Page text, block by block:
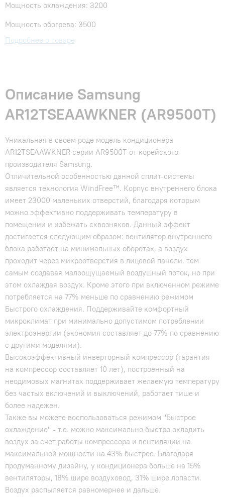
Мощность охлаждения: 3200
Мощность обогрева: 3500
Подробнее о товаре
Описание Samsung
AR12TSEAAWKNER (AR9500T)
Уникальная в своем роде модель кондиционера
AR12TSEAAWKNER серии AR9500T от корейского
производителя Samsung.
Отличительной особенностью данной сплит-системы
является технология WindFree™. Корпус внутреннего блока
имеет 23000 маленьких отверстий, благодаря которым
можно эффективно поддерживать температуру в
помещении и избежать сквозняков. Данный эффект
достигается следующим образом: вентилятор внутреннего
блока работает на минимальных оборотах, а воздух
проходит через микроотверстия в лицевой панели. тем
самым создавая малоощущаемый воздушный поток, но при
этом охлаждая воздух. Кроме этого при включенном режиме
потребляется на 77% меньше по сравнению режимом
Быстрого охлаждения. Поддерживайте комфортный
микроклимат при минимально допустимом потреблении
электроэнергии (экономия составляет до 77% по сравнению
с другими моделями).
Высокоэффективный инверторный компрессор (гарантия
на компрессор составляет 10 лет), построенный на
неодимовых магнитах поддерживает желаемую температуру
без частых включений и выключений, работает тише и
более надежен.
Также вы можете воспользоваться режимом "Быстрое
охлаждение" - т.е. можно максимально быстро охладить
воздух за счет работы компрессора и вентиляции на
максимальной мощности на 43% быстрее. Благодаря
продуманному дизайну, у кондиционера больше на 15%
вентиляторы, 18% шире воздуховод, 31% шире лопасти.
Воздух распыляется равномернее и дальше.